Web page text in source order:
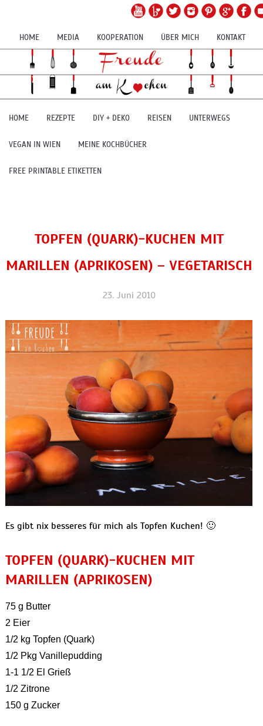
HOME MEDIA KOOPERATION ÜBER MICH KONTAKT
HOME REZEPTE DIY + DEKO REISEN UNTERWEGS
VEGAN IN WIEN MEINE KOCHBÜCHER
FREE PRINTABLE ETIKETTEN
TOPFEN (QUARK)-KUCHEN MIT
MARILLEN (APRIKOSEN) – VEGETARISCH
23. Juni 2010
Es gibt nix besseres für mich als Topfen Kuchen! 🙂
TOPFEN (QUARK)-KUCHEN MIT
MARILLEN (APRIKOSEN)
75 g Butter
2 Eier
1/2 kg Topfen (Quark)
1/2 Pkg Vanillepudding
1-1 1/2 El Grieß
1/2 Zitrone
150 g Zucker